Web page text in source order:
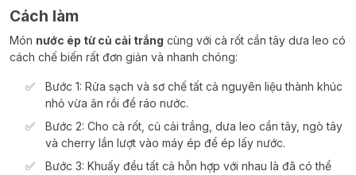
Cách làm
Món nước ép từ củ cải trắng cùng với cà rốt cần tây dưa leo có
cách chế biến rất đơn giản và nhanh chóng:
Bước 1: Rửa sạch và sơ chế tất cả nguyên liệu thành khúc
nhỏ vừa ăn rồi để ráo nước.
Bước 2: Cho cà rốt, củ cải trắng, dưa leo cần tây, ngò tây
và cherry lần lượt vào máy ép để ép lấy nước.
Bước 3: Khuấy đều tất cả hỗn hợp với nhau là đã có thể